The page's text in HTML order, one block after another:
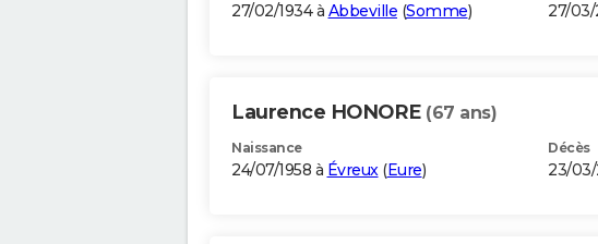
27/02/1934 à Abbeville (Somme) 27/
Laurence HONORE (67 ans)
Naissance
24/07/1958 à Évreux(Eure)
Décès
23/